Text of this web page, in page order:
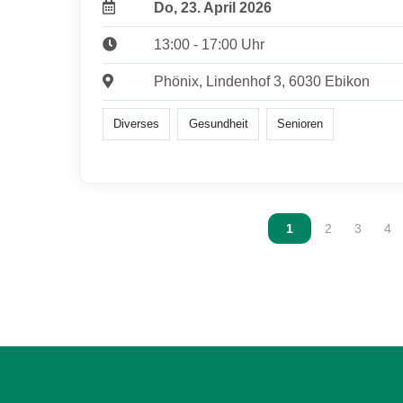
Do, 23. April 2026
13:00 - 17:00 Uhr
Phönix, Lindenhof 3, 6030 Ebikon
Diverses Gesundheit Senioren
Vous êtes sur la
1 Vous êtes
2 Vous
3 4